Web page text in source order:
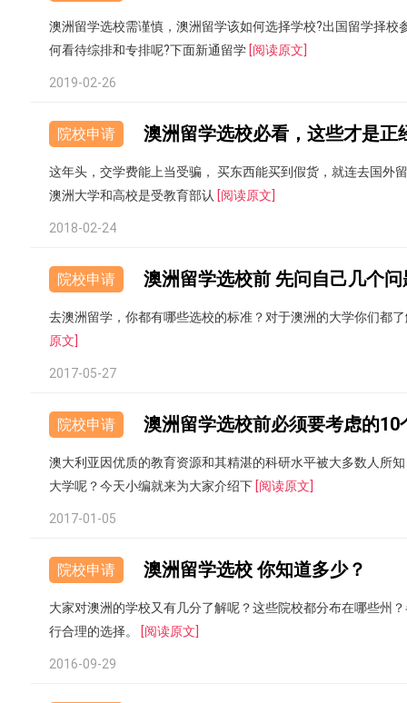
澳洲留学选校需谨慎，澳洲留学该如何选择学校?出国留学择
何看待综排和专排呢?下面新通留学 [阅读原文]
2019-02-26
院校申请 澳洲留学选校必看，这些才是正
这年头，交学费能上当受骗， 买东西能买到假货，就连去国外
澳洲大学和高校是受教育部认 [阅读原文]
2018-02-24
院校申请 澳洲留学选校前 先问自己几个问
去澳洲留学，你都有哪些选校的标准？对于澳洲的大学你们都
原文]
2017-05-27
院校申请 澳洲留学选校前必须要考虑的10
澳大利亚因优质的教育资源和其精湛的科研水平被大多数人所
大学呢？今天小编就来为大家介绍下 [阅读原文]
2017-01-05
院校申请 澳洲留学选校 你知道多少？
大家对澳洲的学校又有几分了解呢？这些院校都分布在哪些州
行合理的选择。
[阅读原文]
2016-09-29